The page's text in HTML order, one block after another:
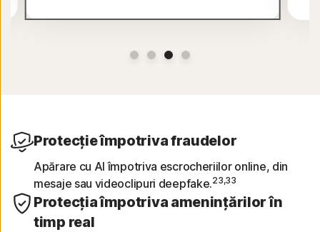
Protecție împotriva fraudelor
Apărare cu AI împotriva escrocheriilor online, din
mesaje sau videoclipuri deepfake.23,33
Protecția împotriva amenințărilor în
timp real